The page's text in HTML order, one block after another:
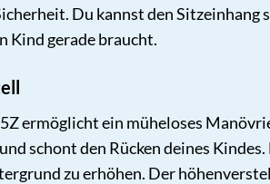
Du kannst den Sitzeinhang
Kind gerade braucht.
ermöglicht ein müheloses
schont den Rücken deines
zu erhöhen. Der